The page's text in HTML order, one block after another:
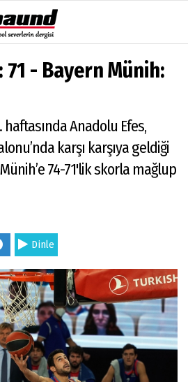
Köşe
Video
Galeri
Foto
Galeri
Çerez
Politikası
Gizlilik
İlkeleri
71 - Bayern Münih:
haftasında Anadolu Efes,
karşı karşıya geldiği
74-71'lik skorla mağlup
Dinle